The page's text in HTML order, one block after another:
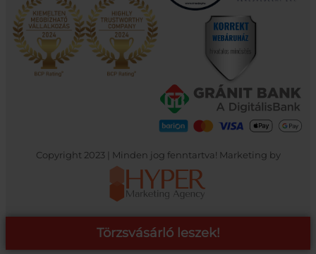
Copyright 2023 | Minden jog fenntartva! Marketing by
Törzsvásárló leszek!